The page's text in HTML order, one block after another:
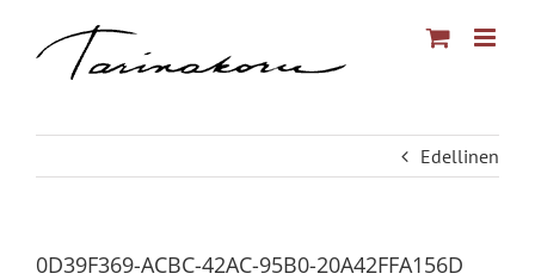
Edellinen
0D39F369-ACBC-42AC-95B0-20A42FFA156D